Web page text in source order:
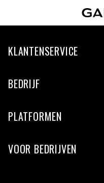
KLANTENSERVICE
BEDRIJF
PLATFORMEN
VOOR BEDRIJVEN